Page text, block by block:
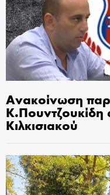
Ανακοίνωση
Κ.Πουντζουκίδη
Κιλκισιακού